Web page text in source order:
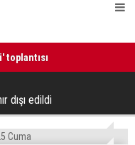
toplantısı
dışı edildi
Cuma